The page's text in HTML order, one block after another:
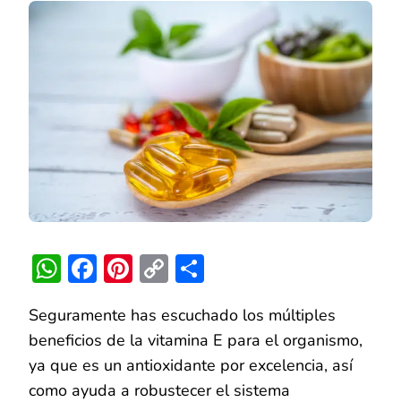
LA
VITAMINA
E
WhatsApp
Facebook
Pinterest
Copy
Seguramente has escuchado los múltiples
beneficios de la vitamina E para el organismo,
ya que es un antioxidante por excelencia, así
como ayuda a robustecer el sistema